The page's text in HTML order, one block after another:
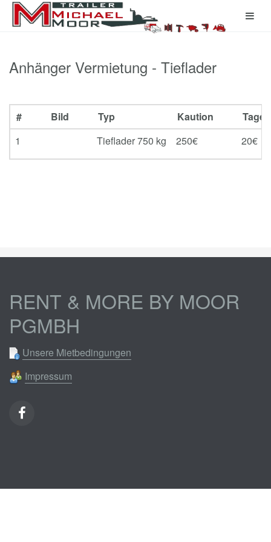
Anhänger Vermietung - Tieflader
# Bild Typ Kaution
1
Tieflader 750 kg 250€ 20€
RENT & MORE BY MOOR
PGMBH
Unsere Mietbedingungen
Impressum